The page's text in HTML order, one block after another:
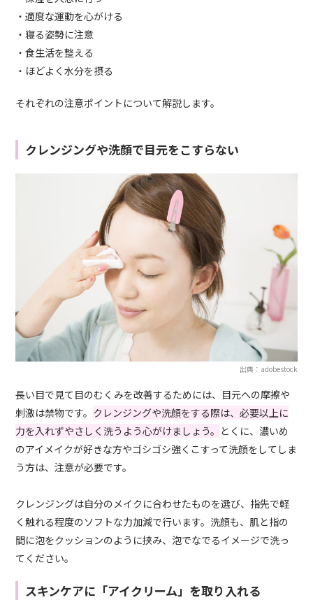
・適度な運動を心がける
・寝る姿勢に注意
・食生活を整える
・ほどよく水分を摂る
それぞれの注意ポイントについて解説します。
クレンジングや洗顔で目元をこすらない
出典：adobestock
長い目で見て目のむくみを改善するためには、目元への摩擦や
刺激は禁物です。 クレンジングや洗顔をする際は、必要以上に
力を入れずやさしく洗うよう心がけましょう。 とくに、濃いめ
のアイメイクが好きな方やゴシゴシ強くこすって洗顔をしてしま
う方は、注意が必要です。
クレンジングは自分のメイクに合わせたものを選び、指先で軽
く触れる程度のソフトな力加減で行います。洗顔も、肌と指の
間に泡をクッションのように挟み、泡でなでるイメージで洗っ
てください。
スキンケアに「アイクリーム」を取り入れる